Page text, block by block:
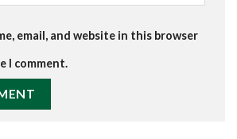
email, and website in this browser
I comment.